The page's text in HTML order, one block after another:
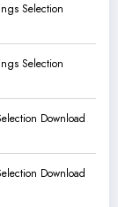
Selection
Selection
Download
Download